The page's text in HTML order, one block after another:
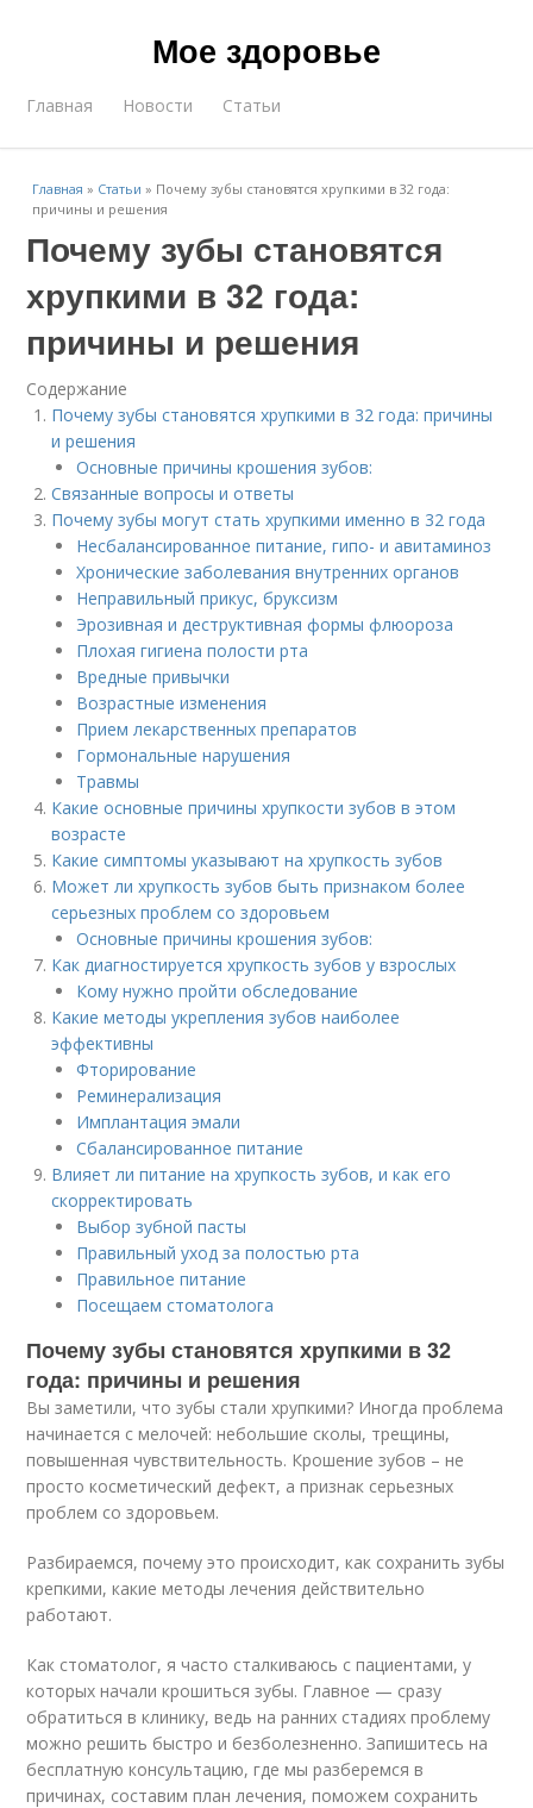
Мое здоровье
Главная Новости Статьи
Главная » Статьи » Почему зубы становятся хрупкими в 32 года:
причины и решения
Почему зубы становятся
хрупкими в 32 года:
причины и решения
Содержание
Почему зубы становятся хрупкими в 32 года: причины
и решения
Основные причины крошения зубов:
Связанные вопросы и ответы
Почему зубы могут стать хрупкими именно в 32 года
Несбалансированное питание, гипо- и авитаминоз
Хронические заболевания внутренних органов
Неправильный прикус, бруксизм
Эрозивная и деструктивная формы флюороза
Плохая гигиена полости рта
Вредные привычки
Возрастные изменения
Прием лекарственных препаратов
Гормональные нарушения
Травмы
Какие основные причины хрупкости зубов в этом
возрасте
Какие симптомы указывают на хрупкость зубов
Может ли хрупкость зубов быть признаком более
серьезных проблем со здоровьем
Основные причины крошения зубов:
Как диагностируется хрупкость зубов у взрослых
Кому нужно пройти обследование
Какие методы укрепления зубов наиболее
эффективны
Фторирование
Реминерализация
Имплантация эмали
Сбалансированное питание
Влияет ли питание на хрупкость зубов, и как его
скорректировать
Выбор зубной пасты
Правильный уход за полостью рта
Правильное питание
Посещаем стоматолога
Почему зубы становятся хрупкими в 32
года: причины и решения
Вы заметили, что зубы стали хрупкими? Иногда проблема
начинается с мелочей: небольшие сколы, трещины,
повышенная чувствительность. Крошение зубов – не
просто косметический дефект, а признак серьезных
проблем со здоровьем.
Разбираемся, почему это происходит, как сохранить зубы
крепкими, какие методы лечения действительно
работают.
Как стоматолог, я часто сталкиваюсь с пациентами, у
которых начали крошиться зубы. Главное — сразу
обратиться в клинику, ведь на ранних стадиях проблему
можно решить быстро и безболезненно. Запишитесь на
бесплатную консультацию, где мы разберемся в
причинах, составим план лечения, поможем сохранить